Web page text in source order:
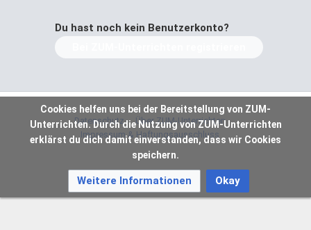
Du hast noch kein Benutzerkonto?
Datenschutz
Über ZUM-Unterrichten
Impressum & Haftungsausschluss
Cookies helfen uns bei der Bereitstellung von ZUM-
Unterrichten. Durch die Nutzung von ZUM-Unterrichten
erklärst du dich damit einverstanden, dass wir Cookies
speichern.
Weitere Informationen Okay